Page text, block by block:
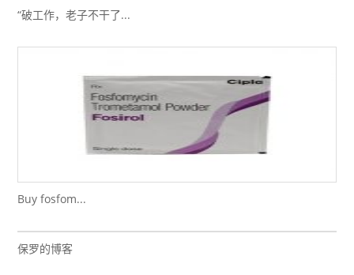
“破工作，老子不干了...
Buy fosfom...
保罗的博客